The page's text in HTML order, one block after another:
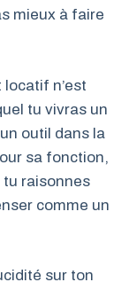
mieux à faire
n’est
tu vivras un
outil dans la
sa fonction,
tu raisonnes
comme un
sur ton